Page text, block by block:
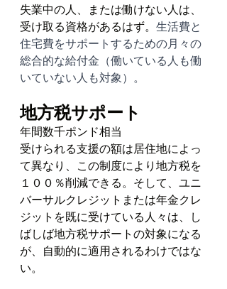
失業中の人、または働けない人は、
受け取る資格があるはず。 生活費と
住宅費をサポートするための月々の
総合的な給付金（働いている人も働
いていない人も対象）。
地方税サポート
年間数千ポンド相当
受けられる支援の額は居住地によっ
て異なり、この制度により地方税を
１００％削減できる。そして、ユニ
バーサルクレジットまたは年金クレ
ジットを既に受けている人々は、し
ばしば地方税サポートの対象になる
が、自動的に適用されるわけではな
い。